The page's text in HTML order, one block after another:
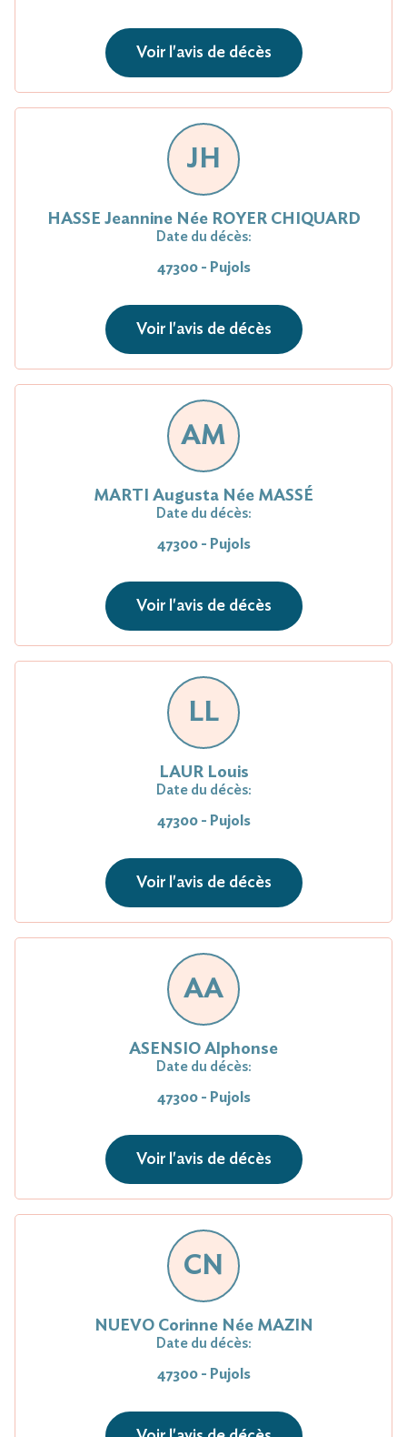
Voir l'avis de décès
JH
HASSE Jeannine Née ROYER CHIQUARD
Date du décès:
47300 - Pujols
Voir l'avis de décès
AM
MARTI Augusta Née MASSÉ
Date du décès:
47300 - Pujols
Voir l'avis de décès
LL
LAUR Louis
Date du décès:
47300 - Pujols
Voir l'avis de décès
AA
ASENSIO Alphonse
Date du décès:
47300 - Pujols
Voir l'avis de décès
CN
NUEVO Corinne Née MAZIN
Date du décès:
47300 - Pujols